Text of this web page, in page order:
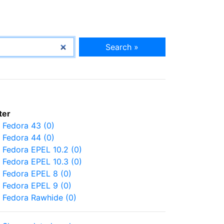
Search »
Fedora 43 (0)
Fedora 44 (0)
Fedora EPEL 10.2 (0)
Fedora EPEL 10.3 (0)
Fedora EPEL 8 (0)
Fedora EPEL 9 (0)
Fedora Rawhide (0)